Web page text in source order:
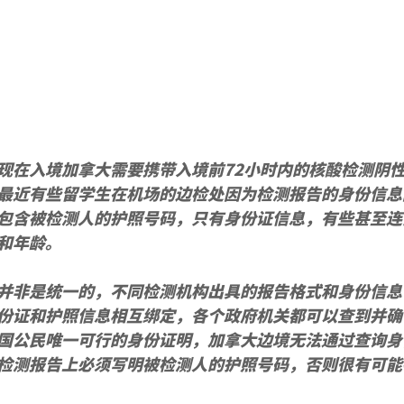
在入境加拿大需要携带入境前72小时内的核酸检测阴
近有些留学生在机场的边检处因为检测报告的身份信
含被检测人的护照号码，只有身份证信息，有些甚至
年龄。
非是统一的，不同检测机构出具的报告格式和身份信
证和护照信息相互绑定，各个政府机关都可以查到并
公民唯一可行的身份证明，加拿大边境无法通过查询
测报告上必须写明被检测人的护照号码，否则很有可